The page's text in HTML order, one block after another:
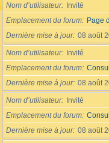
Nom d’utilisateur
Invité
Emplacement du forum
Page
Dernière mise à jour 08 août
Nom d’utilisateur
Invité
Emplacement du forum
Dernière mise à jour 08 août
Nom d’utilisateur
Invité
Emplacement du forum
Dernière mise à jour 08 août